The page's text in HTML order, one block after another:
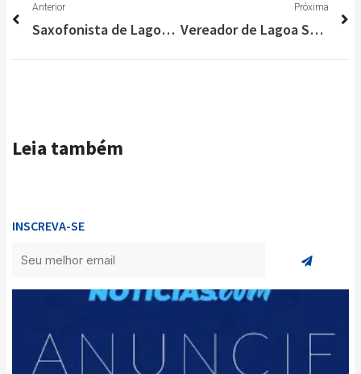
Anterior
Saxofonista de Lagoa Santa lança EP que evidencia ritmos brasileiros
Próxima
Vereador de Lagoa Santa Prof. Fabiano Moreira pede antecipação de vacinas na educação
Leia também
INSCREVA-SE